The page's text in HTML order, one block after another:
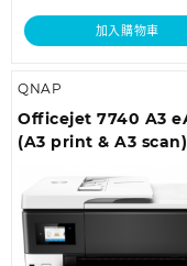
加入購物車
QNAP
Officejet 7740 A3
(A3 print & A3 scan)